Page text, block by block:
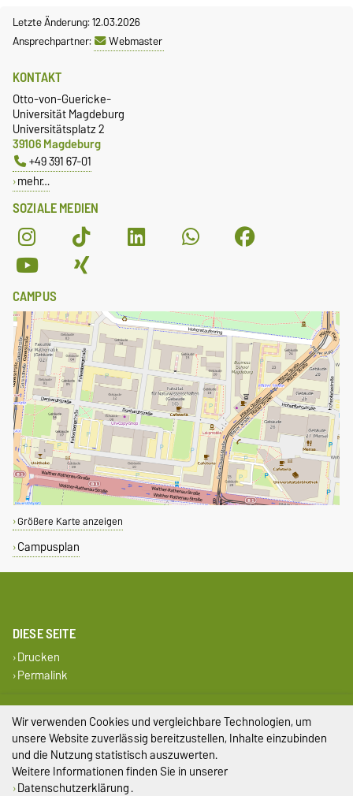
Letzte Änderung: 12.03.2026
Ansprechpartner:
Webmaster
SOZIALE MEDIEN
KONTAKT
Otto-von-Guericke-
Universität Magdeburg
Universitätsplatz 2
39106 Magdeburg
+49 391 67-01
mehr…
CAMPUS
Größere Karte anzeigen
Campusplan
DIESE SEITE
Drucken
Permalink
Impressum
Datenschutz
Barrierefreiheit
Wir verwenden Cookies und vergleichbare Technologien, um
unsere Website zuverlässig bereitzustellen, Inhalte einzubinden
und die Nutzung statistisch auszuwerten.
Weitere Informationen finden Sie in unserer
Datenschutzerklärung.